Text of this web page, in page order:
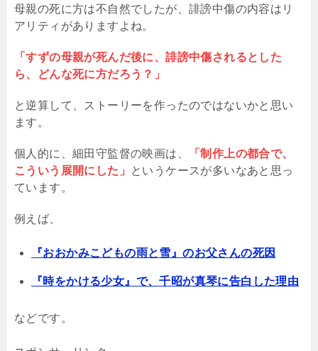
母親の死に方は不自然でしたが、誹謗中傷の内容はリ
アリティがありますよね。
「すずの母親が死んだ後に、誹謗中傷されるとした
ら、どんな死に方だろう？」
と逆算して、ストーリーを作ったのではないかと思い
ます。
個人的に、細田守監督の映画は、
「制作上の都合で、
こういう展開にした」
というケースが多いなあと思っ
ています。
例えば、
『おおかみこどもの雨と雪』のお父さんの死因
『時をかける少女』で、千昭が真琴に告白した理由
などです。